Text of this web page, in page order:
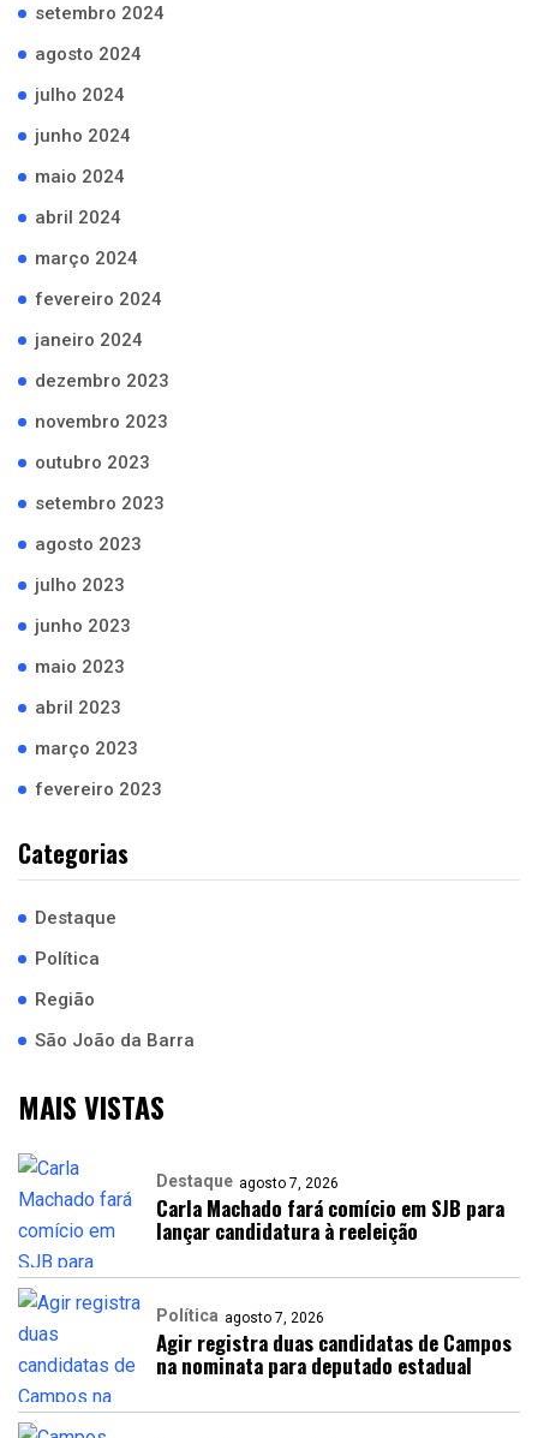
setembro 2024
agosto 2024
julho 2024
junho 2024
maio 2024
abril 2024
março 2024
fevereiro 2024
janeiro 2024
dezembro 2023
novembro 2023
outubro 2023
setembro 2023
agosto 2023
julho 2023
junho 2023
maio 2023
abril 2023
março 2023
fevereiro 2023
Categorias
Destaque
Política
Região
São João da Barra
MAIS VISTAS
Destaque agosto 7, 2026
Carla Machado fará comício em SJB para
lançar candidatura à reeleição
Política agosto 7, 2026
Agir registra duas candidatas de Campos
na nominata para deputado estadual